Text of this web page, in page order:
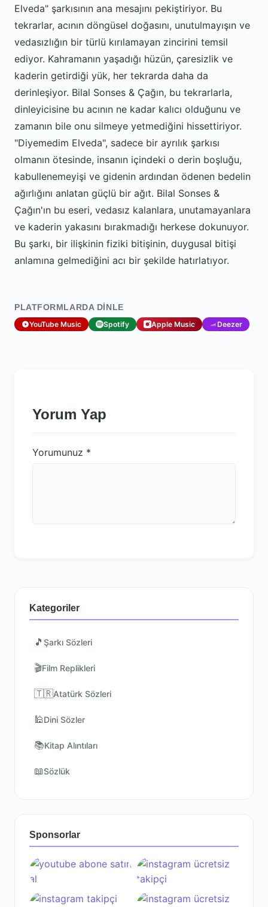
Elveda" şarkısının ana mesajını pekiştiriyor. Bu
tekrarlar, acının döngüsel doğasını, unutulmayışın ve
vedasızlığın bir türlü kırılamayan zincirini temsil
ediyor. Kahramanın yaşadığı hüzün, çaresizlik ve
kaderin getirdiği yük, her tekrarda daha da
derinleşiyor. Bilal Sonses & Çağın, bu tekrarlarla,
dinleyicisine bu acının ne kadar kalıcı olduğunu ve
zamanın bile onu silmeye yetmediğini hissettiriyor.
"Diyemedim Elveda", sadece bir ayrılık şarkısı
olmanın ötesinde, insanın içindeki o derin boşluğu,
kabullenemeyişi ve gidenin ardından ödenen bedelin
ağırlığını anlatan güçlü bir ağıt. Bilal Sonses &
Çağın'ın bu eseri, vedasız kalanlara, unutamayanlara
ve kaderin yakasını bırakmadığı herkese dokunuyor.
Bu şarkı, bir ilişkinin fiziki bitişinin, duygusal bitişi
anlamına gelmediğini acı bir şekilde hatırlatıyor.
PLATFORMLARDA DINLE
YouTube Music Spotify Apple Music Deezer
Yorum Yap
Yorumunuz *
Kategoriler
🎵 Şarkı Sözleri
🎬Film Replikleri
🇹🇷Atatürk Sözleri
🕌Dini Sözler
📚Kitap Alıntıları
📖Sözlük
Sponsorlar